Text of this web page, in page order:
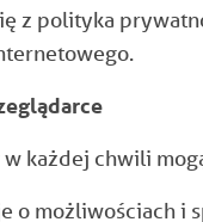
z polityka
każdej chwili
o możliwościach i